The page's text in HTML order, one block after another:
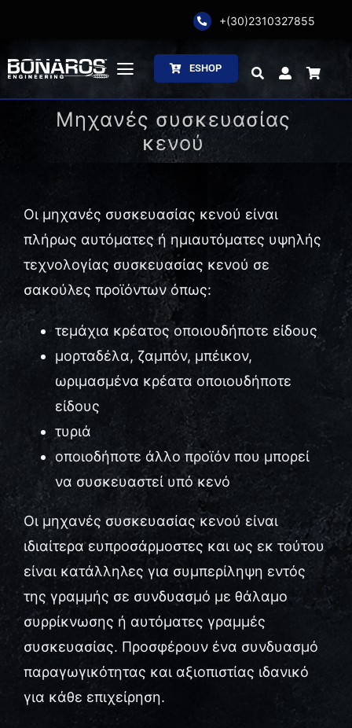
content
+(30)2310327855
Toggle
Navigation
Αρχική
Ζύγιση
Συσκευασία
Επεξεργασία
Κατάλογοι
Επικοινωνία
ESHOP
Μηχανές συσκευασίας
κενού
Οι μηχανές συσκευασίας κενού είναι
πλήρως αυτόματες ή ημιαυτόματες υψηλής
τεχνολογίας συσκευασίας κενού σε
σακούλες προϊόντων όπως:
τεμάχια κρέατος οποιουδήποτε είδους
μορταδέλα, ζαμπόν, μπέικον,
ωριμασμένα κρέατα οποιουδήποτε
είδους
τυριά
οποιοδήποτε άλλο προϊόν που μπορεί
να συσκευαστεί υπό κενό
Οι μηχανές συσκευασίας κενού είναι
ιδιαίτερα ευπροσάρμοστες και ως εκ τούτου
είναι κατάλληλες για συμπερίληψη εντός
της γραμμής σε συνδυασμό με θάλαμο
συρρίκνωσης ή αυτόματες γραμμές
συσκευασίας. Προσφέρουν ένα συνδυασμό
παραγωγικότητας και αξιοπιστίας ιδανικό
για κάθε επιχείρηση.